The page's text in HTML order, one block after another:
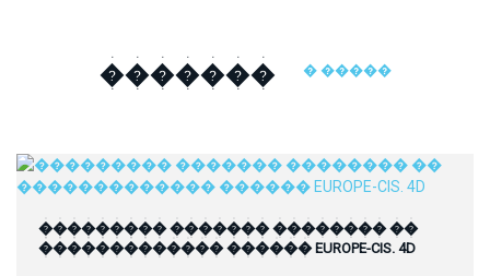
������� � �����
��������� ������� �������� ��
������������� ������ EUROPE-CIS. 4D